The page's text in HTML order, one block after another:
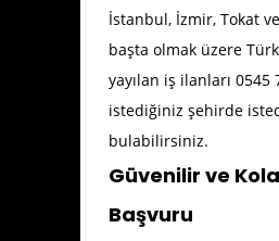
İstanbul, İzmir, Tokat
başta olmak üzere
yayılan iş ilanları 0545
istediğiniz şehirde
bulabilirsiniz.
Güvenilir ve
Başvuru